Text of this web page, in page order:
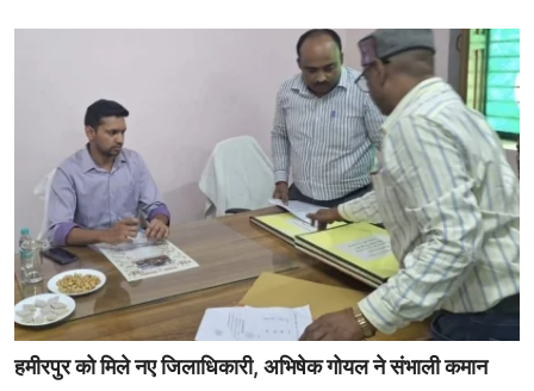
हमीरपुर को मिले नए जिलाधिकारी, अभिषेक गोयल ने संभाली कमान